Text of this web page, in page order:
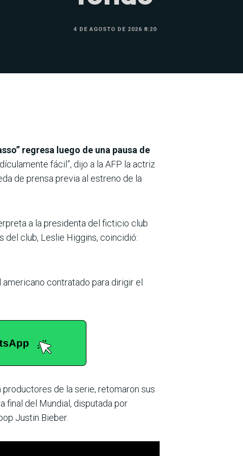
4 DE AGOSTO DE 2026 8:20
regresa luego de una pausa de
fácil”, dijo a la AFP la actriz
de prensa previa al estreno de la
a la presidenta del ficticio club
del club, Leslie Higgins, coincidió:
americano contratado para dirigir el
de la serie, retomaron sus
final del Mundial, disputada por
Justin Bieber.